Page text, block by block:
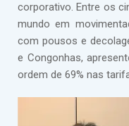
corporativo. Entre os
mundo em
com pousos e
e Congonhas,
ordem de 69% nas